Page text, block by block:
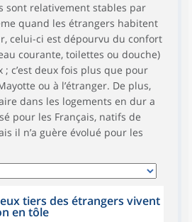
sont relativement stables par
quand les étrangers habitent
celui-ci est dépourvu du confort
courante, toilettes ou douche)
; c’est deux fois plus que pour
ou à l’étranger. De plus,
dans les logements en dur a
pour les Français, natifs de
il n’a guère évolué pour les
tiers des étrangers vivent
en tôle